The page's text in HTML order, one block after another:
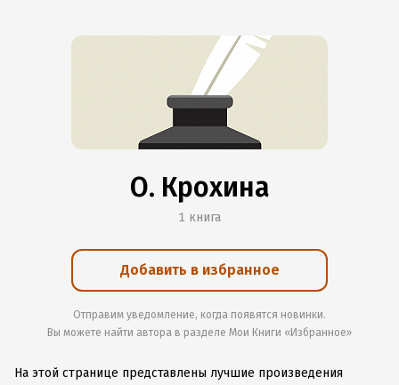
О. Крохина
1 книга
Добавить в избранное
Отправим уведомление, когда появятся новинки.
Вы можете найти автора в разделе Мои Книги «Избранное»
На этой странице представлены лучшие произведения